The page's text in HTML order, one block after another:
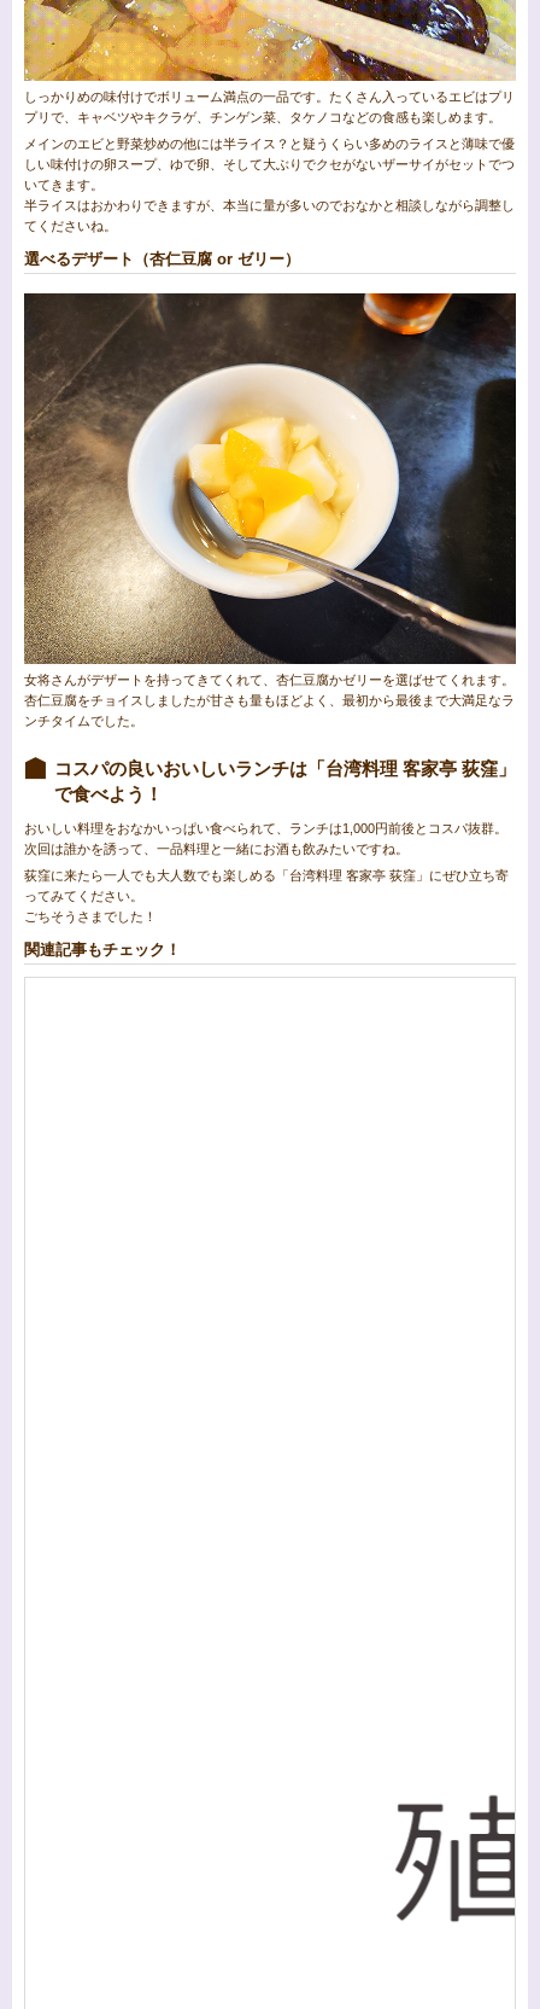
しっかりめの味付けでボリューム満点の一品です。たくさん入っているエビはプリ
プリで、キャベツやキクラゲ、チンゲン菜、タケノコなどの食感も楽しめます。
メインのエビと野菜炒めの他には半ライス？と疑うくらい多めのライスと薄味で優
しい味付けの卵スープ、ゆで卵、そして大ぶりでクセがないザーサイがセットでつ
いてきます。
半ライスはおかわりできますが、本当に量が多いのでおなかと相談しながら調整し
てくださいね。
選べるデザート（杏仁豆腐 or ゼリー）
女将さんがデザートを持ってきてくれて、杏仁豆腐かゼリーを選ばせてくれます。
杏仁豆腐をチョイスしましたが甘さも量もほどよく、最初から最後まで大満足なラ
ンチタイムでした。
コスパの良いおいしいランチは「台湾料理 客家亭 荻窪」
で食べよう！
おいしい料理をおなかいっぱい食べられて、ランチは1,000円前後とコスパ抜群。
次回は誰かを誘って、一品料理と一緒にお酒も飲みたいですね。
荻窪に来たら一人でも大人数でも楽しめる「台湾料理 客家亭 荻窪」にぜひ立ち寄
ってみてください。
ごちそうさまでした！
関連記事もチェック！